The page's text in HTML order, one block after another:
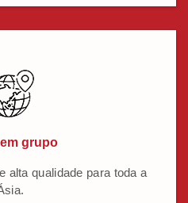
grupo
alta qualidade para toda a